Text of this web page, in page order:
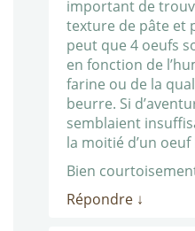
important de
texture de pâte et
peut que 4 oeufs
en fonction de
farine ou de la
beurre. Si
semblaient
la moitié d’un
Bien
Répondre ↓